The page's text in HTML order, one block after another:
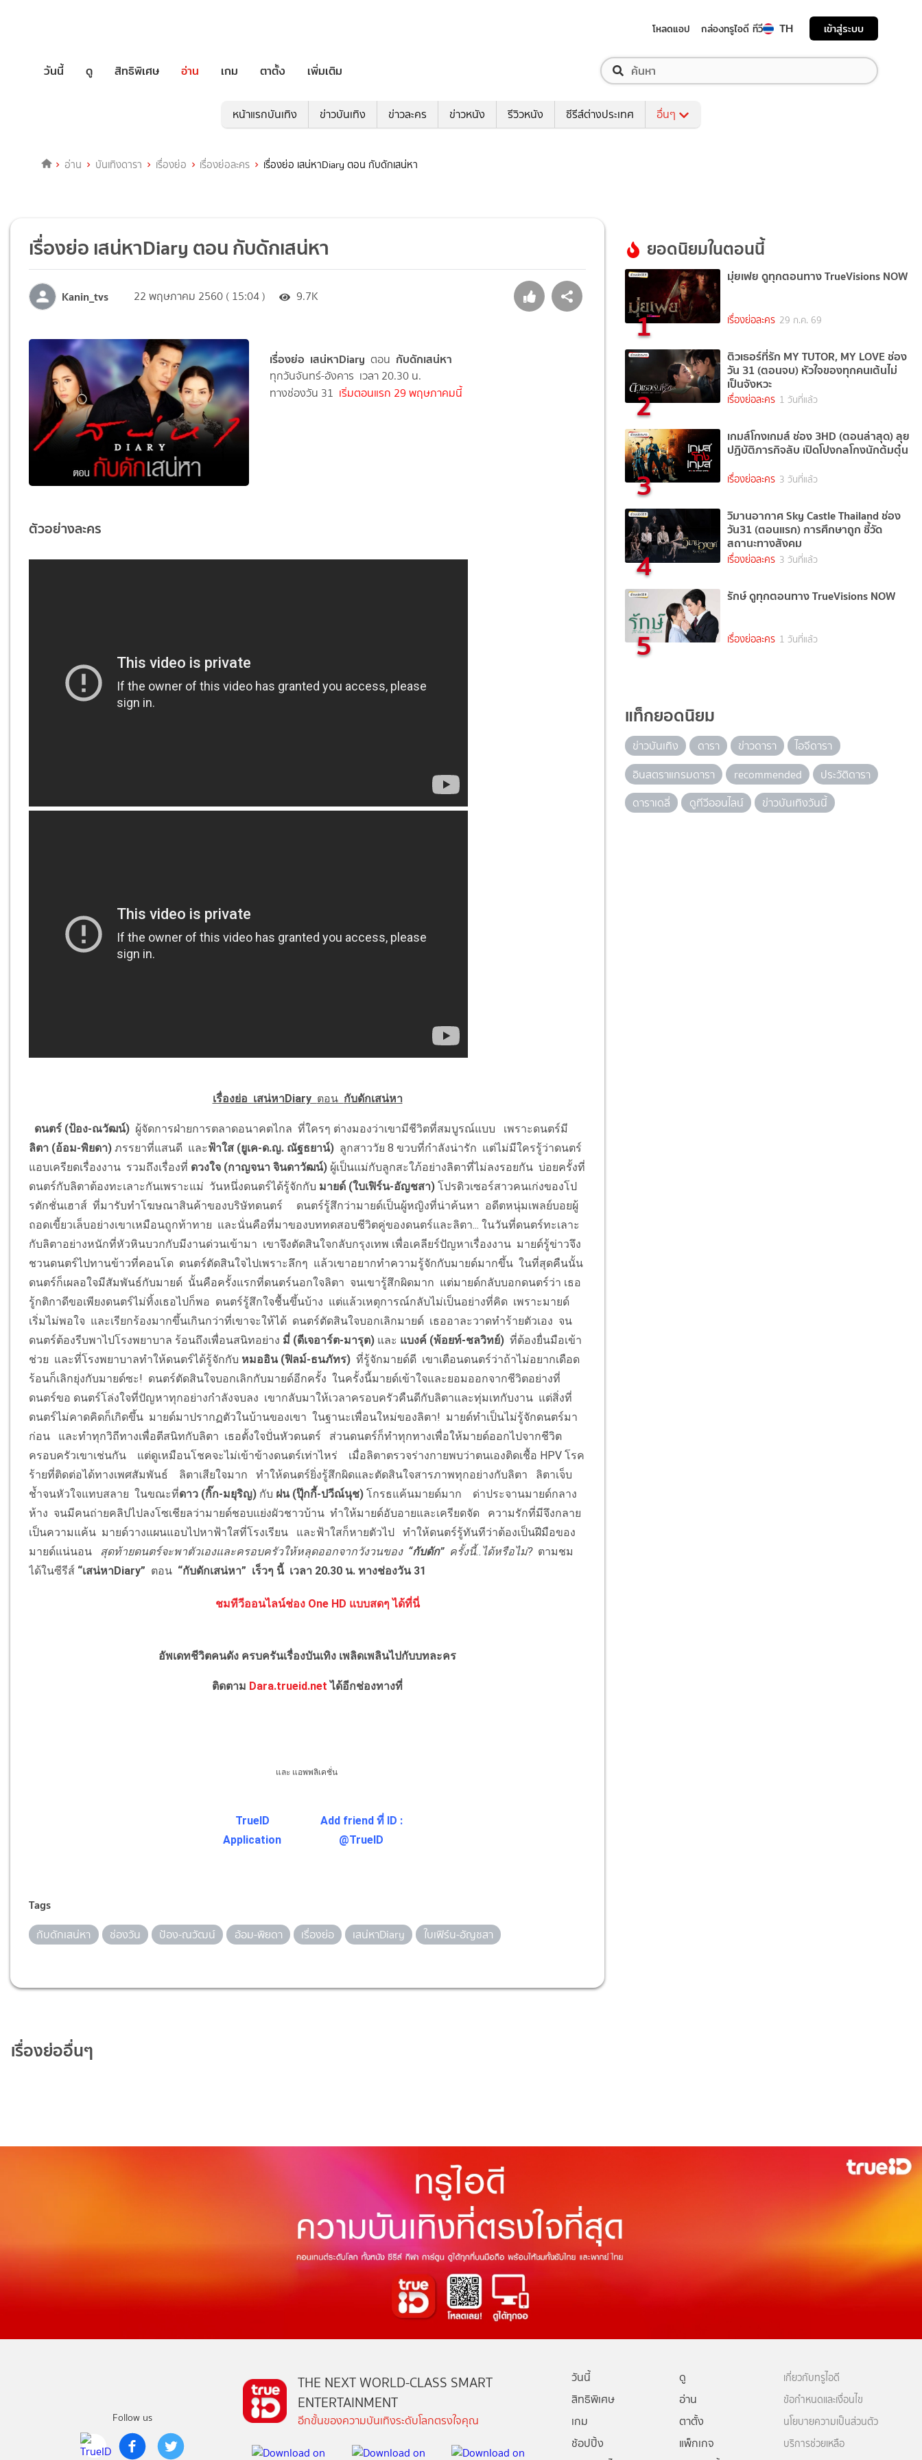
โหลดแอป กล่องทรูไอดี ทีวี TH เข้าสู่ระบบ
วันนี้ ดู สิทธิพิเศษ อ่าน เกม ตาตั้ง เพิ่มเติม
หน้าแรกบันเทิง ข่าวบันเทิง ข่าวละคร ข่าวหนัง รีวิวหนัง ซีรีส์ต่างประเทศ อื่นๆ
อ่าน บันเทิงดารา เรื่องย่อ เรื่องย่อละคร เรื่องย่อ เสน่หาDiary ตอน กับดักเสน่หา
เรื่องย่อ เสน่หาDiary ตอน กับดักเสน่หา
Kanin_tvs 22 พฤษภาคม 2560 ( 15:04 ) 9.7K
เรื่องย่อ เสน่หาDiary ตอน กับดักเสน่หา
ทุกวันจันทร์-อังคาร เวลา 20.30 น.
ทางช่องวัน 31 เริ่มตอนแรก 29 พฤษภาคมนี้
ตัวอย่างละคร
เรื่องย่อ เสน่หาDiary ตอน กับดักเสน่หา
ดนตร์ (ป้อง-ณวัฒน์) ผู้จัดการฝ่ายการตลาดอนาคตไกล ที่ใครๆ ต่างมองว่าเขามีชีวิตที่สมบูรณ์แบบ เพราะดนตร์มี
ลิตา (อ้อม-พิยดา) ภรรยาที่แสนดี และฟ้าใส (ยูเค-ด.ญ. ณัฐธยาน์) ลูกสาววัย 8 ขวบที่กำลังน่ารัก แต่ไม่มีใครรู้ว่าดนตร์
แอบเครียดเรื่องงาน รวมถึงเรื่องที่ ดวงใจ (กาญจนา จินดาวัฒน์) ผู้เป็นแม่กับลูกสะใภ้อย่างลิตาที่ไม่ลงรอยกัน บ่อยครั้งที่
ดนตร์กับลิตาต้องทะเลาะกันเพราะแม่ วันหนึ่งดนตร์ได้รู้จักกับ มายด์ (ใบเฟิร์น-อัญชสา) โปรดิวเซอร์สาวคนเก่งของโป
รดักชั่นเฮาส์ ที่มารับทำโฆษณาสินค้าของบริษัทดนตร์ ดนตร์รู้สึกว่ามายด์เป็นผู้หญิงที่น่าค้นหา อดีตหนุ่มเพลย์บอยผู้
ถอดเขี้ยวเล็บอย่างเขาเหมือนถูกท้าทาย และนั่นคือที่มาของบททดสอบชีวิตคู่ของดนตร์และลิตา...ในวันที่ดนตร์ทะเลาะ
กับลิตาอย่างหนักที่หัวหินบวกกับมีงานด่วนเข้ามา เขาจึงตัดสินใจกลับกรุงเทพ เพื่อเคลียร์ปัญหาเรื่องงาน มายด์รู้ข่าวจึง
ชวนดนตร์ไปทานข้าวที่คอนโด ดนตร์ตัดสินใจไปเพราะลึกๆ แล้วเขาอยากทำความรู้จักกับมายด์มากขึ้น ในที่สุดคืนนั้น
ดนตร์ก็เผลอใจมีสัมพันธ์กับมายด์ นั้นคือครั้งแรกที่ดนตร์นอกใจลิตา จนเขารู้สึกผิดมาก แต่มายด์กลับบอกดนตร์ว่า เธอ
รู้กติกาดีขอเพียงดนตร์ไม่ทิ้งเธอไปก็พอ ดนตร์รู้สึกใจชื้นขึ้นบ้าง แต่แล้วเหตุการณ์กลับไม่เป็นอย่างที่คิด เพราะมายด์
เริ่มไม่พอใจ และเรียกร้องมากขึ้นเกินกว่าที่เขาจะให้ได้ ดนตร์ตัดสินใจบอกเลิกมายด์ เธออาละวาดทำร้ายตัวเอง จน
ดนตร์ต้องรีบพาไปโรงพยาบาล ร้อนถึงเพื่อนสนิทอย่าง มี่ (ดีเจอาร์ต-มารุต) และ แบงค์ (พ้อยท์-ชลวิทย์) ที่ต้องยื่นมือเข้า
ช่วย และที่โรงพยาบาลทำให้ดนตร์ได้รู้จักกับ หมออิน (ฟิลม์-ธนภัทร) ที่รู้จักมายด์ดี เขาเตือนดนตร์ว่าถ้าไม่อยากเดือด
ร้อนก็เลิกยุ่งกับมายด์ซะ! ดนตร์ตัดสินใจบอกเลิกกับมายด์อีกครั้ง ในครั้งนี้มายด์เข้าใจและยอมออกจากชีวิตอย่างที่
ดนตร์ขอ ดนตร์โล่งใจที่ปัญหาทุกอย่างกำลังจบลง เขากลับมาให้เวลาครอบครัวคืนดีกับลิตาและทุ่มเทกับงาน แต่สิ่งที่
ดนตร์ไม่คาดคิดก็เกิดขึ้น มายด์มาปรากฏตัวในบ้านของเขา ในฐานะเพื่อนใหม่ของลิตา! มายด์ทำเป็นไม่รู้จักดนตร์มา
ก่อน และทำทุกวิถีทางเพื่อตีสนิทกับลิตา เธอตั้งใจปั่นหัวดนตร์ ส่วนดนตร์ก็ทำทุกทางเพื่อให้มายด์ออกไปจากชีวิต
ครอบครัวเขาเช่นกัน แต่ดูเหมือนโชคจะไม่เข้าข้างดนตร์เท่าไหร่ เมื่อลิตาตรวจร่างกายพบว่าตนเองติดเชื้อ HPV โรค
ร้ายที่ติดต่อได้ทางเพศสัมพันธ์ ลิตาเสียใจมาก ทำให้ดนตร์ยิ่งรู้สึกผิดและตัดสินใจสารภาพทุกอย่างกับลิตา ลิตาเจ็บ
ช้ำจนหัวใจแทบสลาย ในขณะที่ดาว (กิ๊ก-มยุริญ) กับ ฝน (ปุ๊กกี้-ปวีณ์นุช) โกรธแค้นมายด์มาก ด่าประจานมายด์กลาง
ห้าง จนมีคนถ่ายคลิปไปลงโซเชียลว่ามายด์ชอบแย่งผัวชาวบ้าน ทำให้มายด์อับอายและเครียดจัด ความรักที่มีจึงกลาย
เป็นความแค้น มายด์วางแผนแอบไปหาฟ้าใสที่โรงเรียน และฟ้าใสก็หายตัวไป ทำให้ดนตร์รู้ทันทีว่าต้องเป็นฝีมือของ
มายด์แน่นอน
สุดท้ายดนตร์จะพาตัวเองและครอบครัวให้หลุดออกจากวังวนของ “กับดัก”ครั้งนี้..ได้หรือไม่? ตามชม
ได้ในซีรีส์ “เสน่หาDiary” ตอน “กับดักเสน่หา” เร็วๆ นี้ เวลา 20.30 น. ทางช่องวัน 31
ชมทีวีออนไลน์ช่อง One HD แบบสดๆ ได้ที่นี่
อัพเดทชีวิตคนดัง ครบครันเรื่องบันเทิง เพลิดเพลินไปกับบทละคร
ติดตาม Dara.trueid.net ได้อีกช่องทางที่
และ แอพพลิเคชั่น
TrueID
Application
Add friend ที่ ID :
@TrueID
Tags
กับดักเสน่หา ช่องวัน ป้อง-ณวัฒน์ อ้อม-พิยดา เรื่องย่อ เสน่หาDiary ใบเฟิร์น-อัญชสา
ยอดนิยมในตอนนี้
1
มุ่ยเฟย ดูทุกตอนทาง TrueVisions NOW
เรื่องย่อละคร 29 ก.ค. 69
2
ติวเธอร์ที่รัก MY TUTOR, MY LOVE ช่อง
วัน 31 (ตอนจบ) หัวใจของทุกคนเต้นไม่
เป็นจังหวะ
เรื่องย่อละคร 1 วันที่แล้ว
3
เกมส์โกงเกมส์ ช่อง 3HD (ตอนล่าสุด) ลุย
ปฏิบัติภารกิจลับ เปิดโปงกลโกงนักต้มตุ๋น
เรื่องย่อละคร 3 วันที่แล้ว
4
วิมานอากาศ Sky Castle Thailand ช่อง
วัน31 (ตอนแรก) การศึกษาถูก ชี้วัด
สถานะทางสังคม
เรื่องย่อละคร 3 วันที่แล้ว
5
รักษ์ ดูทุกตอนทาง TrueVisions NOW
เรื่องย่อละคร 1 วันที่แล้ว
แท็กยอดนิยม
ข่าวบันเทิง ดารา ข่าวดารา
ไอจีดารา
อินสตราแกรมดารา
recommended
ประวัติดารา
ดาราเดลี่
ดูทีวีออนไลน์ ข่าวบันเทิงวันนี้
เรื่องย่ออื่นๆ
Follow us
THE NEXT WORLD-CLASS SMART
ENTERTAINMENT
อีกขั้นของความบันเทิงระดับโลกตรงใจคุณ
วันนี้
ดู
สิทธิพิเศษ
อ่าน
เกม
ตาตั้ง
ช้อปปิ้ง
แพ็กเกจ
เกี่ยวกับทรูไอดี
ข้อกำหนดและเงื่อนไข
นโยบายความเป็นส่วนตัว
บริการช่วยเหลือ